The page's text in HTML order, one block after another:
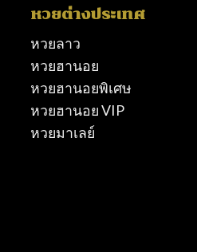
หวยต่างประเทศ
หวยลาว
หวยฮานอย
หวยฮานอยพิเศษ
หวยฮานอย VIP
หวยมาเลย์